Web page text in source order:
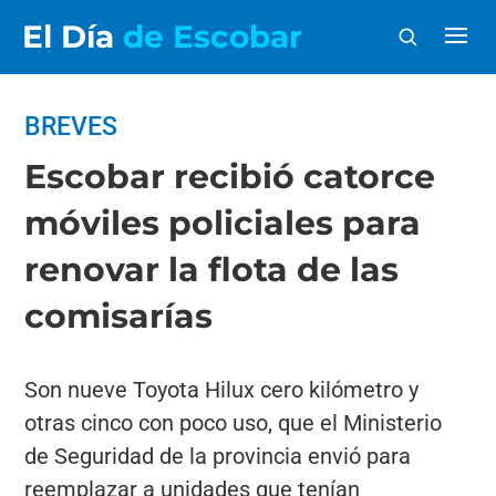
El Día de Escobar
BREVES
Escobar recibió catorce
móviles policiales para
renovar la flota de las
comisarías
Son nueve Toyota Hilux cero kilómetro y
otras cinco con poco uso, que el Ministerio
de Seguridad de la provincia envió para
reemplazar a unidades que tenían